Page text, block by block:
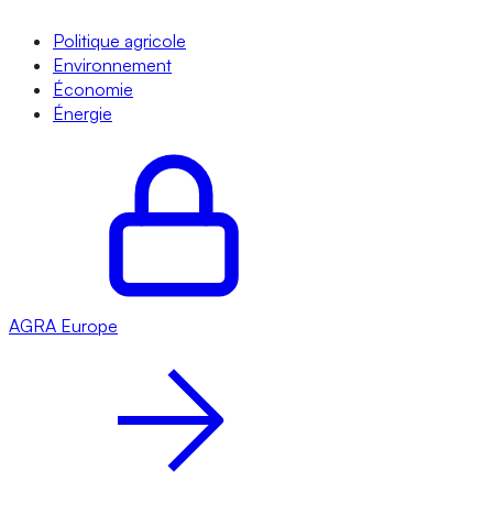
Politique agricole
Environnement
Économie
Énergie
AGRA Europe